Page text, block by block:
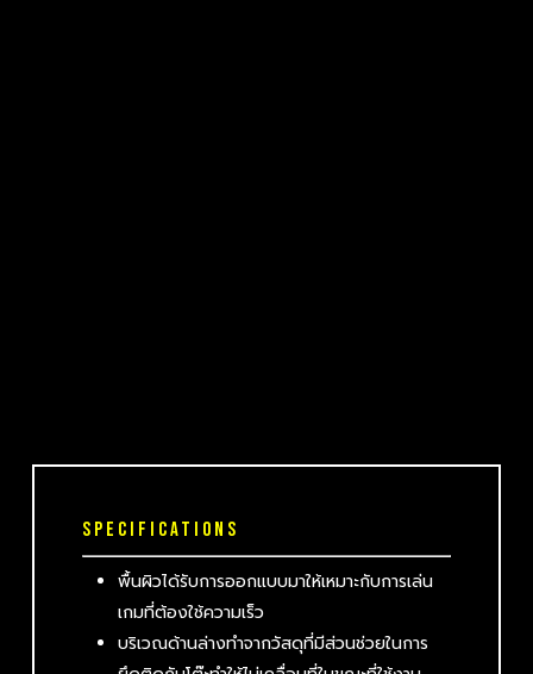
SPECIFICATIONS
พื้นผิวได้รับการออกแบบมาให้เหมาะกับการเล่น
เกมที่ต้องใช้ความเร็ว
บริเวณด้านล่างทำจากวัสดุที่มีส่วนช่วยในการ